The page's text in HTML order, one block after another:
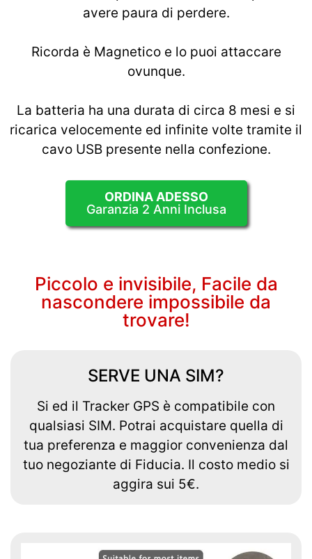
avere paura di perdere.
Ricorda è Magnetico e lo puoi attaccare
ovunque.
La batteria ha una durata di circa 8 mesi e si
ricarica velocemente ed infinite volte tramite il
cavo USB presente nella confezione.
ORDINA ADESSO
Garanzia 2 Anni Inclusa
Piccolo e invisibile, Facile da
nascondere impossibile da
trovare!
SERVE UNA SIM?
Si ed il Tracker GPS è compatibile con
qualsiasi SIM. Potrai acquistare quella di
tua preferenza e maggior convenienza dal
tuo negoziante di Fiducia. Il costo medio si
aggira sui 5€.